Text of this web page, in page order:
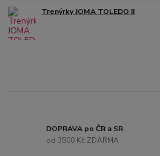
Trenýrky JOMA TOLEDO II
DOPRAVA po ČR a SR
od 3500 Kč ZDARMA